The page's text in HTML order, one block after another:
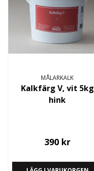
MÅLARKALK
Kalkfärg V, vit 5kg
hink
390 kr